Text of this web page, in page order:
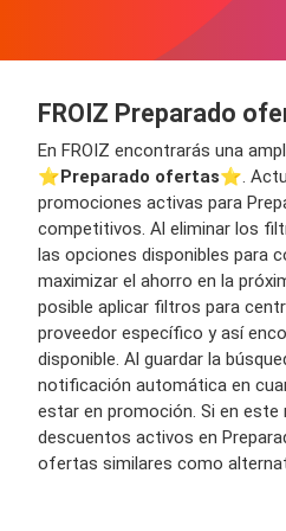
FROIZ Preparado
En FROIZ encontrarás una
⭐️Preparado ofertas⭐️.
promociones activas para
competitivos. Al eliminar los
las opciones disponibles para
maximizar el ahorro en la
posible aplicar filtros para
proveedor específico y así
disponible. Al guardar la
notificación automática en
estar en promoción. Si en
descuentos activos en
ofertas similares como